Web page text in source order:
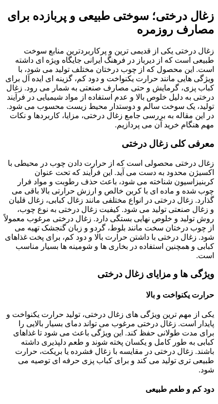
زغال درختی؛ سوختی طبیعی و پربازده برای
مصارف روزمره
زغال درختی یکی از قدیمی ترین و پرکاربردترین منابع سوخت
طبیعی است که از دیرباز در فرهنگ ایرانی جایگاه ویژه ای داشته
است. این محصول که از چوب درختان مختلف تولید می شود، با
ویژگی هایی مانند حرارت یکنواخت و دود کم، گزینه ای ایده آل برای
کباب پزی، گرمایش و حتی مصارف صنعتی به شمار می رود. زغال
درختی به دلیل خلوص بالا و عدم استفاده از مواد شیمیایی در فرآیند
تولید، یک سوخت سالم و دوستدار محیط زیست محسوب می شود.
در این مقاله به بررسی جامع زغال درختی، مزایا، کاربردها و نکات
مهم هنگام خرید آن می پردازیم.
معرفی کلی زغال درختی
زغال درختی محصولی است که از حرارت دادن چوب در محیطی با
اکسیژن محدود به دست می آید. این فرآیند که تحت عنوان
کربنیزاسیون شناخته می شود، باعث حذف رطوبت و مواد فرار
چوب شده و ماده ای با کربن خالص و ارزش حرارتی بالا باقی می
گذارد. زغال درختی در انواع مختلفی مانند زغال کبابی، زغال قلیان
و زغال صنعتی تولید می شود. کیفیت زغال درختی به نوع چوب،
روش تولید و خلوص نهایی بستگی دارد. زغال درختی مرغوب معمولاً
از چوب درختان سخت مانند بلوط، گردو و زبان گنجشک تهیه می
شود. زغال درختی با داشتن حرارت بالا و دود کم، برای پخت غذاهای
کبابی و همچنین استفاده در بخاری ها و شومینه ها بسیار مناسب
است.
ویژگی ها و مزایای زغال درختی
حرارت یکنواخت و بالا
یکی از مهم ترین ویژگی های زغال درختی، تولید حرارت یکنواخت و
پایدار است. زغال درختی مرغوب می تواند دمای بسیار بالایی را
برای مدت طولانی حفظ کند. این ویژگی باعث می شود تا غذاهای
کبابی به طور کامل و یکسان پخته شوند و طعم دلپذیری داشته
باشند. زغال درختی در مقایسه با زغال فشرده یا بریکت، حرارت
طبیعی تری تولید می کند و برای کباب پزی حرفه ای توصیه می
شود.
دود کم و طعم طبیعی